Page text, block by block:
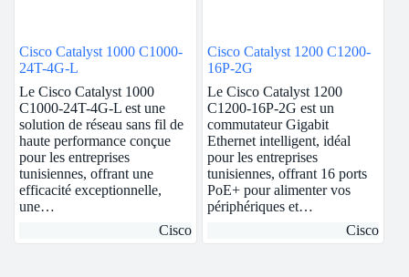
Cisco Catalyst 1000 C1000-
24T-4G-L
Le Cisco Catalyst 1000
C1000-24T-4G-L est une
solution de réseau sans fil de
haute performance conçue
pour les entreprises
tunisiennes, offrant une
efficacité exceptionnelle,
une…
Cisco
Cisco Catalyst 1200 C1200-
16P-2G
Le Cisco Catalyst 1200
C1200-16P-2G est un
commutateur Gigabit
Ethernet intelligent, idéal
pour les entreprises
tunisiennes, offrant 16 ports
PoE+ pour alimenter vos
périphériques et…
Cisco